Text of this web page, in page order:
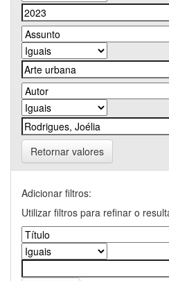
Retornar valores
Adicionar filtros:
Utilizar filtros para refinar o